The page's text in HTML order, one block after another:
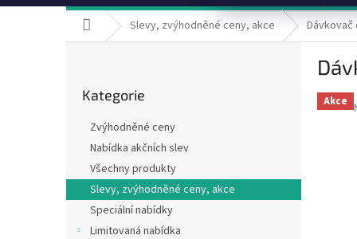
Domů Slevy, zvýhodněné ceny, akce
kategorie
Kategorie
Zvýhodněné ceny
Nabídka akčních slev
Všechny produkty
Slevy, zvýhodněné ceny, akce
Speciální nabídky
Limitovaná nabídka
Akce